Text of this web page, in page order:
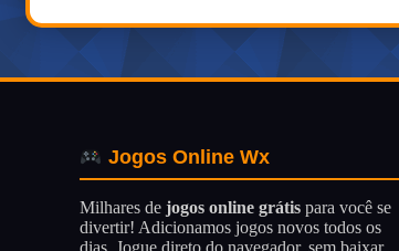
Jogos Online Wx
Milhares de jogos online grátis para você se
divertir! Adicionamos jogos novos todos os
dias. Jogue direto do navegador, sem baixar